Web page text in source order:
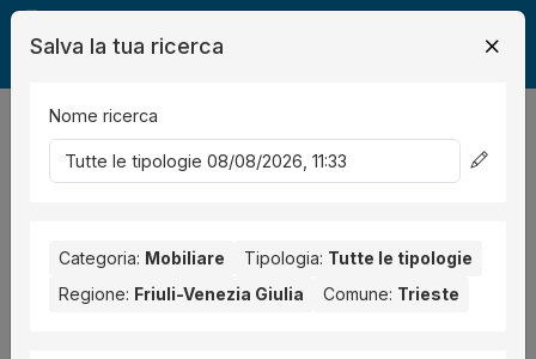
Legalmente Mobili
risultati Ordina per
risultato per la Provincia selezionata:Trieste .
Prova a modificare i parametri di ricerca:
Salva la tua ricerca
Nome ricerca
Categoria: Mobiliare Tipologia: Tutte le tipologie
Regione: Friuli-Venezia Giulia Comune: Trieste